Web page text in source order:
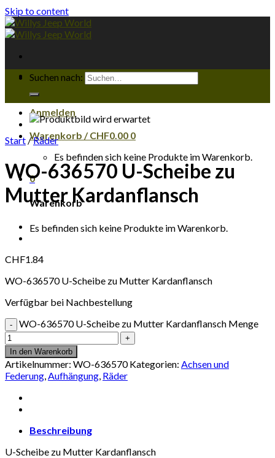
Skip to content
Suchen nach:
Anmelden
Warenkorb /CHF0.00 0
Es befinden sich keine Produkte im Warenkorb.
0
Warenkorb
Es befinden sich keine Produkte im Warenkorb.
Start /Räder
WO-636570 U-Scheibe zu
Mutter Kardanflansch
CHF1.84
WO-636570 U-Scheibe zu Mutter Kardanflansch
Verfügbar bei Nachbestellung
WO-636570 U-Scheibe zu Mutter Kardanflansch Menge
In den Warenkorb
Artikelnummer: WO-636570 Kategorien: Achsen und
Federung,Aufhängung, Räder
Beschreibung
U-Scheibe zu Mutter Kardanflansch